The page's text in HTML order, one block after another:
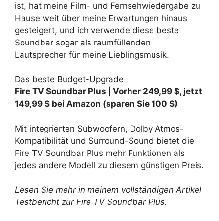
ist, hat meine Film- und Fernsehwiedergabe zu
Hause weit über meine Erwartungen hinaus
gesteigert, und ich verwende diese beste
Soundbar sogar als raumfüllenden
Lautsprecher für meine Lieblingsmusik.
Das beste Budget-Upgrade
Fire TV Soundbar Plus | Vorher 249,99 $, jetzt
149,99 $ bei Amazon (sparen Sie 100 $)
Mit integrierten Subwoofern, Dolby Atmos-
Kompatibilität und Surround-Sound bietet die
Fire TV Soundbar Plus mehr Funktionen als
jedes andere Modell zu diesem günstigen Preis.
Lesen Sie mehr in meinem vollständigen Artikel
Testbericht zur Fire TV Soundbar Plus.